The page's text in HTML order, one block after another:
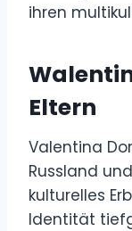
ihren
Eltern
Valentina
Russland
kulturelles
Identität